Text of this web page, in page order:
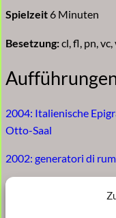
Spielzeit 6 Minuten
Besetzung:cl, fl, pn, vc,
2004: Italienische
Otto-Saal
2002: generatori di